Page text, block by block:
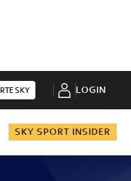
SKY LOGIN
SKY SPORT INSIDER